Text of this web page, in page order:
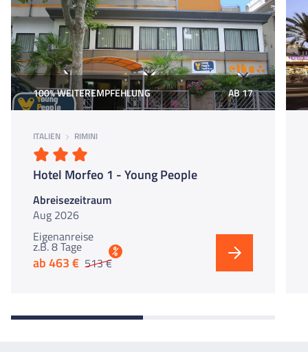
100% WEITEREMPFEHLUNG AB 17
ITALIEN RIMINI
Hotel Morfeo 1 - Young People
Abreisezeitraum
Aug 2026
Eigenanreise
z.B. 8 Tage
ab 463 € 513 €
%